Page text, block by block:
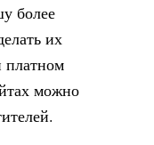
более
их
можно